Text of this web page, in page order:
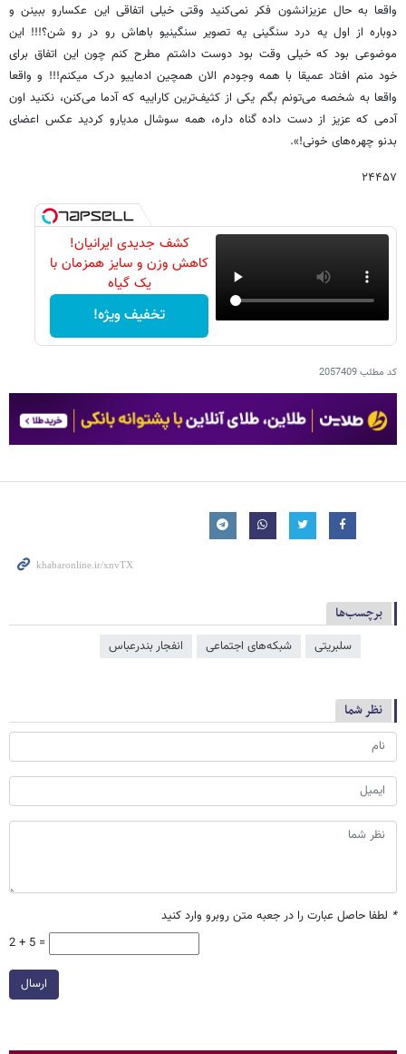
واقعا به حال عزیزانشون فکر نمی‌کنید وقتی خیلی اتفاقی این عکسارو ببینن و
دوباره از اول یه درد سنگینی یه تصویر سنگینیو باهاش رو در رو شن؟!!! این
موضوعی بود که خیلی وقت بود دوست داشتم مطرح کنم چون این اتفاق برای
خود منم افتاد عمیقا با همه وجودم الان همچین ادماییو درک میکنم!!! و واقعا
واقعا به شخصه می‌تونم بگم یکی از کثیف‌ترین کاراییه که آدما می‌کنن، نکنید اون
آدمی که عزیز از دست داده گناه داره، همه سوشال مدیارو کردید عکس اعضای
بدنو چهره‌های خونی!».
۲۴۴۵۷
کشف جدیدی ایرانیان!
کاهش وزن و سایز همزمان با
یک گیاه
تخفیف ویژه!
کد مطلب2057409
برچسب‌ها
سلبریتی شبکه‌‌های اجتماعی انفجار بندرعباس
نظر شما
* لطفا حاصل عبارت را در جعبه متن روبرو وارد کنید
2 + 5 =
ارسال